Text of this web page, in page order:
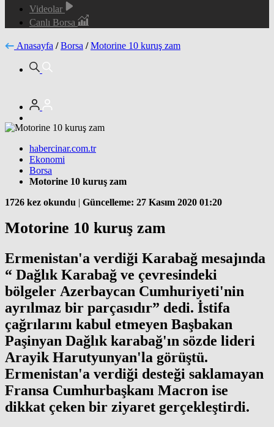
Videolar
Canlı Borsa
Anasayfa / Borsa / Motorine 10 kuruş zam
habercinar.com.tr
Ekonomi
Borsa
Motorine 10 kuruş zam
1726 kez okundu | Güncelleme: 27 Kasım 2020 01:20
Motorine 10 kuruş zam
Ermenistan'a verdiği Karabağ mesajında
“ Dağlık Karabağ ve çevresindeki
bölgeler Azerbaycan Cumhuriyeti'nin
ayrılmaz bir parçasıdır” dedi. İstifa
çağrılarını kabul etmeyen Başbakan
Paşinyan Dağlık karabağ'ın sözde lideri
Arayik Harutyunyan'la görüştü.
Ermenistan'a verdiği desteği saklamayan
Fransa Cumhurbaşkanı Macron ise
dikkat çeken bir ziyaret gerçekleştirdi.